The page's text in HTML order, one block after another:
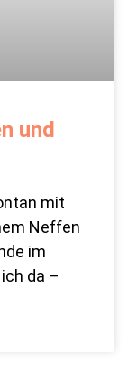
und
mit
Neffen
im
da –